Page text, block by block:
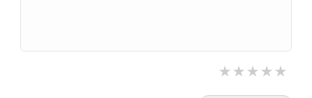
★★★★★
★★★★★
★★★★★